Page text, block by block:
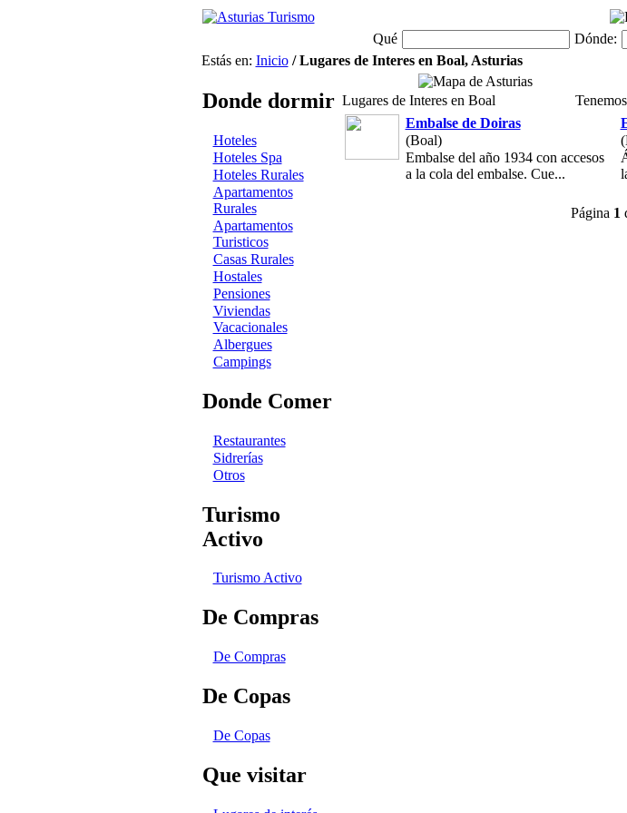
Qué
Dónde:
Estás en: Inicio/ Lugares de Interes en Boal, Asturias
Donde dormir
Hoteles
Hoteles Spa
Hoteles Rurales
Apartamentos
Rurales
Apartamentos
Turisticos
Casas Rurales
Hostales
Pensiones
Viviendas
Vacacionales
Albergues
Campings
Donde Comer
Restaurantes
Sidrerías
Otros
Turismo
Activo
Turismo Activo
De Compras
De Compras
De Copas
De Copas
Que visitar
Lugares de Interes en Boal Tenemos
Embalse de Doiras
(Boal)
Embalse del año 1934 con accesos
a la cola del embalse. Cue...
Página 1